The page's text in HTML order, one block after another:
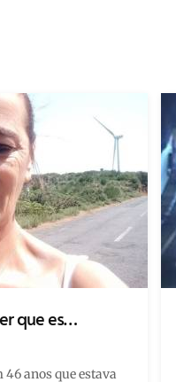
que es…
anos que estava